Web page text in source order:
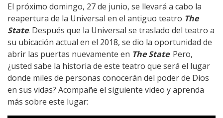
El próximo domingo, 27 de junio, se llevará a cabo la
reapertura de la Universal en el antiguo teatro The
State. Después que la Universal se traslado del teatro a
su ubicación actual en el 2018, se dio la oportunidad de
abrir las puertas nuevamente en The State. Pero,
¿usted sabe la historia de este teatro que será el lugar
donde miles de personas conocerán del poder de Dios
en sus vidas? Acompañe el siguiente video y aprenda
más sobre este lugar: